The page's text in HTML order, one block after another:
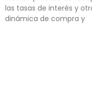
las tasas de interés y
dinámica de compra y